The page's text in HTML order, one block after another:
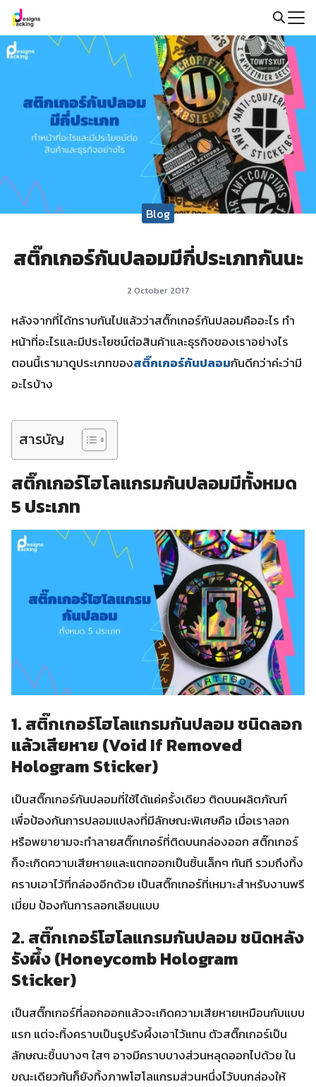
Skip
content
Search
for:
Blog
สติ๊กเกอร์กันปลอมมีกี่ประเภทกันนะ
2 October 2017
หลังจากที่ได้ทราบกันไปแล้วว่าสติ๊กเกอร์กันปลอมคืออะไร ทำ
หน้าที่อะไรและมีประโยชน์ต่อสินค้าและธุรกิจของเราอย่างไร
ตอนนี้เรามาดูประเภทของสติ๊กเกอร์กันปลอมกันดีกว่าค่ะว่ามี
อะไรบ้าง
สารบัญ
สติ๊กเกอร์โฮโลแกรมกันปลอมมีทั้งหมด
5 ประเภท
1. สติ๊กเกอร์โฮโลแกรมกันปลอม ชนิดลอก
แล้วเสียหาย (Void If Removed
Hologram Sticker)
เป็นสติ๊กเกอร์กันปลอมที่ใช้ได้แค่ครั้งเดียว ติดบนผลิตภัณฑ์
เพื่อป้องกันการปลอมแปลงที่มีลักษณะพิเศษคือ เมื่อเราลอก
หรือพยายามจะทำลายสติ๊กเกอร์ที่ติดบนกล่องออก สติ๊กเกอร์
ก็จะเกิดความเสียหายและแตกออกเป็นชิ้นเล็กๆ ทันที รวมถึงทิ้ง
คราบเอาไว้ที่กล่องอีกด้วย เป็นสติ๊กเกอร์ที่เหมาะสำหรับงานพรี
เมี่ยม ป้องกันการลอกเลียนแบบ
2. สติ๊กเกอร์โฮโลแกรมกันปลอม ชนิดหลัง
รังผึ้ง (Honeycomb Hologram
Sticker)
เป็นสติ๊กเกอร์ที่ลอกออกแล้วจะเกิดความเสียหายเหมือนกับแบบ
แรก แต่จะทิ้งคราบเป็นรูปรังผึ้งเอาไว้แทน ตัวสติ๊กเกอร์เป็น
ลักษณะชิ้นบางๆ ใสๆ อาจมีคราบบางส่วนหลุดออกไปด้วย ใน
ขณะเดียวกันก็ยังทิ้งภาพโฮโลแกรมส่วนหนึ่งไว้บนกล่องให้